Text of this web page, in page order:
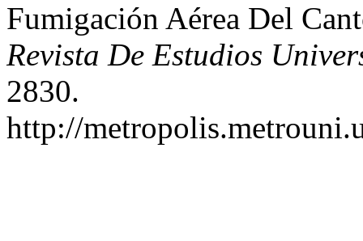
Fumigación Aérea Del
Revista De Estudios
2830.
http://